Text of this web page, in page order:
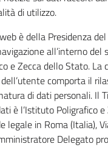
di utilizzo.
è della Presidenza
all’interno del
e Zecca dello Stato. La
comporta il
di dati personali. Il
è l’Istituto Poligrafico e
legale in Roma (Italia),
Delegato